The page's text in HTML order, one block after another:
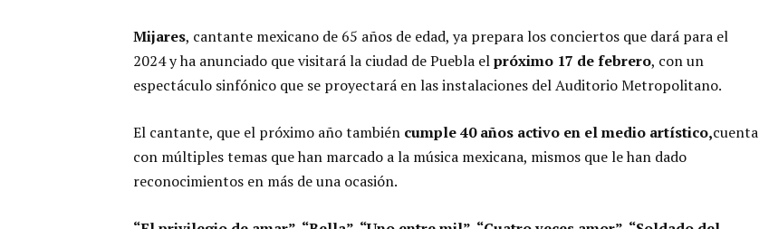
Mijares, cantante mexicano de 65 años de edad, ya prepara los conciertos que dará para el
2024 y ha anunciado que visitará la ciudad de Puebla elpróximo 17 de febrero, con un
espectáculo sinfónico que se proyectará en las instalaciones del Auditorio Metropolitano.
El cantante, que el próximo año también cumple 40 años activo en el medio artístico,cuenta
con múltiples temas que han marcado a la música mexicana, mismos que le han dado
reconocimientos en más de una ocasión.